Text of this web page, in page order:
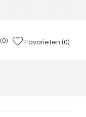
(0) Favorieten (0)